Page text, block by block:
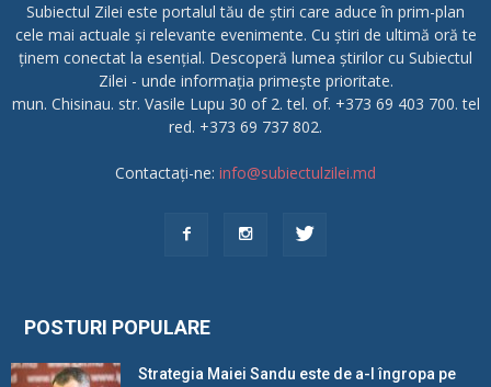
Subiectul Zilei este portalul tău de știri care aduce în prim-plan
cele mai actuale și relevante evenimente. Cu știri de ultimă oră te
ținem conectat la esențial. Descoperă lumea știrilor cu Subiectul
Zilei - unde informația primește prioritate.
mun. Chisinau. str. Vasile Lupu 30 of 2. tel. of. +373 69 403 700. tel
red. +373 69 737 802.
Contactați-ne: info@subiectulzilei.md
POSTURI POPULARE
Strategia Maiei Sandu este de a-l îngropa pe